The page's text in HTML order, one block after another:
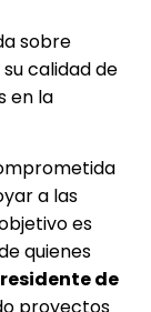
sobre
calidad de
en la
a las
es
quienes
de